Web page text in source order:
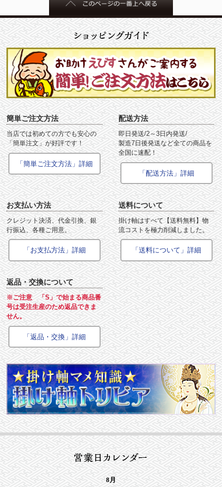
簡単ご注文方法
当店では初めての方でも安心の
「簡単注文」が好評です！
「簡単ご注文方法」詳細
配送方法
即日発送/2～3日内発送/
製造7日後発送など全ての商品を
全国に速配！
「配送方法」詳細
お支払い方法
クレジット決済、代金引換、銀
行振込、各種ご用意。
「お支払方法」詳細
送料について
掛け軸はすべて【送料無料】物
流コストを極力削減しました。
「送料について」詳細
返品・交換について
※ご注意 「S」で始まる商品番
号は受注生産のため返品できま
せん。
「返品・交換」詳細